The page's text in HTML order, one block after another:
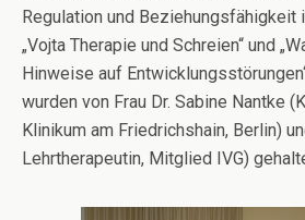
Regulation und Beziehungsfähigkeit
„Vojta Therapie und Schreien“ und
Hinweise auf
wurden von Frau Dr. Sabine Nantke
Klinikum am Friedrichshain, Berlin)
Lehrtherapeutin, Mitglied IVG)